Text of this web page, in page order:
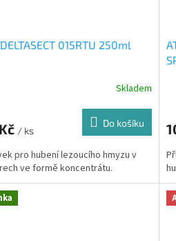
015RTU 250ml
Skladem
/ ks
Do košíku
pro hubení lezoucího hmyzu v
ve formě koncentrátu.